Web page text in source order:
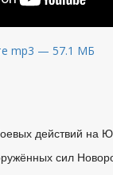
mp3 — 57.1 МБ
действий на
сил